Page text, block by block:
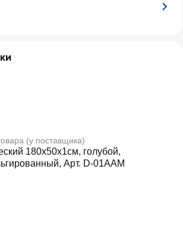
(у поставщика)
180х50х1см, голубой,
Арт. D-01AAM